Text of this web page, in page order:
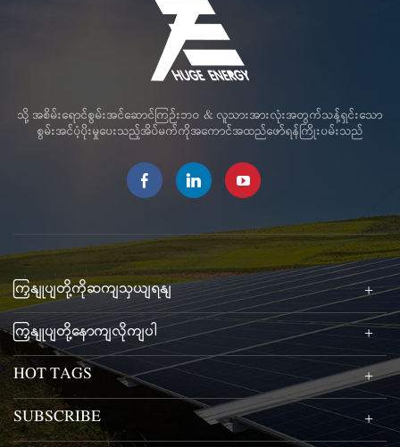
သို့ အစိမ်းရောင်စွမ်းအင်ဆောင်ကြဉ်းဘဝ & လူသားအားလုံးအတွက်သန့်ရှင်းသော
စွမ်းအင်ပံ့ပိုးမှုပေးသည့်အိပ်မက်ကိုအကောင်အထည်ဖော်ရန်ကြိုးပမ်းသည်
ကြှနျုပျတို့ကိုဆကျသှယျရနျ
ကြှနျုပျတို့နောကျလိုကျပါ
HOT TAGS
SUBSCRIBE